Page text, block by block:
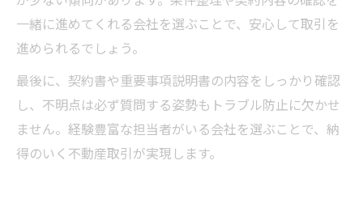
一緒に進めてくれる会社を選ぶことで、安心して取引を
進められるでしょう。
最後に、契約書や重要事項説明書の内容をしっかり確認
し、不明点は必ず質問する姿勢もトラブル防止に欠かせ
ません。経験豊富な担当者がいる会社を選ぶことで、納
得のいく不動産取引が実現します。